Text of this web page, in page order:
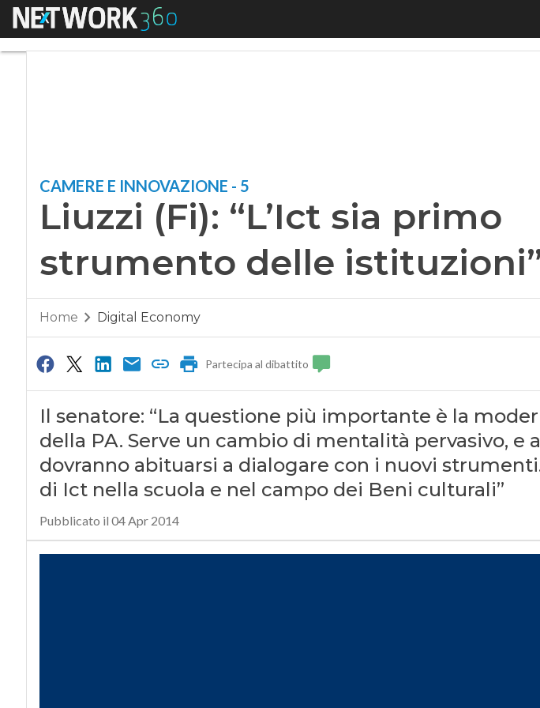
Menu
CAMERE E INNOVAZIONE - 5
Liuzzi (Fi): “L’Ict sia primo
strumento delle
Home Digital Economy
Partecipa al dibattito
Il senatore: “La questione più importante è la
della PA. Serve un cambio di mentalità pervasivo, e
dovranno abituarsi a dialogare con i nuovi
di Ict nella scuola e nel campo dei Beni culturali”
Pubblicato il 04 Apr 2014